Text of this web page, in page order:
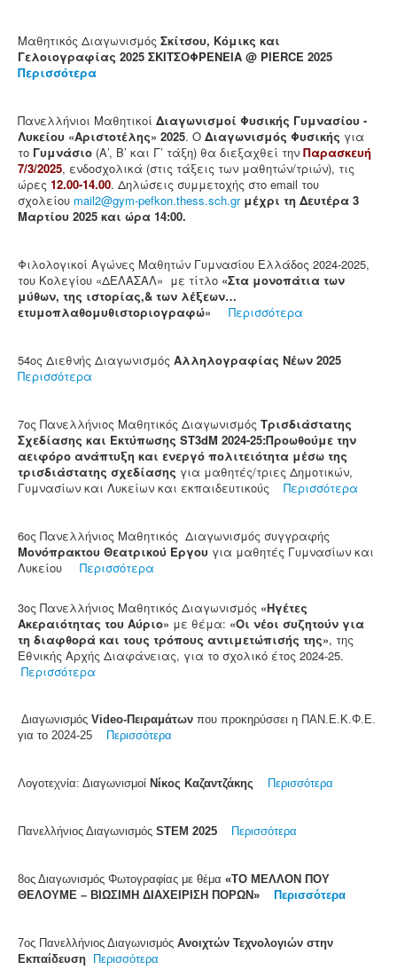
Μαθητικός Διαγωνισμός Σκίτσου, Κόμικς και
Γελοιογραφίας 2025 ΣΚΙΤΣΟΦΡΕΝΕΙΑ @ PIERCE 2025
Περισσότερα
Πανελλήνιοι Μαθητικοί Διαγωνισμοί Φυσικής Γυμνασίου -
Λυκείου «Αριστοτέλης» 2025. Ο Διαγωνισμός Φυσικής για
το Γυμνάσιο (Α’, Β’ και Γ’ τάξη) θα διεξαχθεί την Παρασκευή
7/3/2025, ενδοσχολικά (στις τάξεις των μαθητών/τριών), τις
ώρες 12.00-14.00. Δηλώσεις συμμετοχής στο email του
σχολείου mail2@gym-pefkon.thess.sch.gr μέχρι τη Δευτέρα 3
Μαρτίου 2025 και ώρα 14:00.
Φιλολογικοί Αγώνες Μαθητών Γυμνασίου Ελλάδος 2024-2025,
του Κολεγίου «ΔΕΛΑΣΑΛ» με τίτλο «Στα μονοπάτια των
μύθων, της ιστορίας,& των λέξεων…
ετυμοπλαθομυθιστοριογραφώ»
Περισσότερα
54ος Διεθνής Διαγωνισμός Αλληλογραφίας Νέων 2025
Περισσότερα
7ος Πανελλήνιος Μαθητικός Διαγωνισμός Τρισδιάστατης
Σχεδίασης και Εκτύπωσης ST3dM 2024-25:Προωθούμε την
αειφόρο ανάπτυξη και ενεργό πολιτειότητα μέσω της
τρισδιάστατης σχεδίασης για μαθητές/τριες Δημοτικών,
Γυμνασίων και Λυκείων και εκπαιδευτικούς Περισσότερα
6ος Πανελλήνιος Μαθητικός Διαγωνισμός συγγραφής
Μονόπρακτου Θεατρικού Έργου για μαθητές Γυμνασίων και
Λυκείου
Περισσότερα
3ος Πανελλήνιος Μαθητικός Διαγωνισμός «Ηγέτες
Ακεραιότητας του Αύριο» με θέμα: «Οι νέοι συζητούν για
τη διαφθορά και τους τρόπους αντιμετώπισής της», της
Εθνικής Αρχής Διαφάνειας, για το σχολικό έτος 2024-25.
Περισσότερα
Διαγωνισμός Video-Πειραμάτων που προκηρύσσει η ΠΑΝ.Ε.Κ.Φ.Ε.
για το 2024-25
Περισσότερα
Λογοτεχνία: Διαγωνισμοί Νίκος Καζαντζάκης Περισσότερα
Πανελλήνιος Διαγωνισμός STEM 2025 Περισσότερα
8ος Διαγωνισμός Φωτογραφίας με θέμα «ΤΟ ΜΕΛΛΟΝ ΠΟΥ
ΘΕΛΟΥΜΕ – ΒΙΩΣΙΜΗ ΔΙΑΧΕΙΡΙΣΗ ΠΟΡΩΝ»
Περισσότερα
7ος Πανελλήνιος Διαγωνισμός Ανοιχτών Τεχνολογιών στην
Εκπαίδευση
Περισσότερα